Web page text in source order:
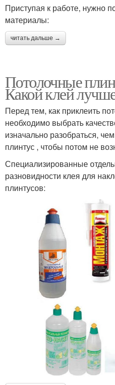
Приступая к работе, нужно
материалы:
читать дальше →
Потолочные
Какой клей
Перед тем, как приклеить
необходимо выбрать
изначально разобраться,
плинтус , чтобы потом не
Специализированные
разновидности клея для
плинтусов: